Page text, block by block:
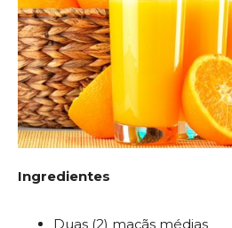
Ingredientes
Duas (2) maçãs médias